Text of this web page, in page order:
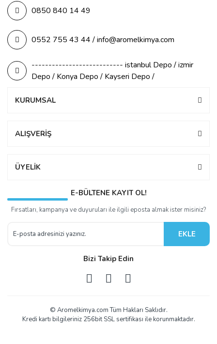
0850 840 14 49
0552 755 43 44 / info@aromelkimya.com
--------------------------- istanbul Depo / izmir
Depo / Konya Depo / Kayseri Depo /
KURUMSAL
ALIŞVERİŞ
ÜYELİK
E-BÜLTENE KAYIT OL!
Fırsatları, kampanya ve duyuruları ile ilgili eposta almak ister misiniz?
EKLE
Bizi Takip Edin
© Aromelkimya.com Tüm Hakları Saklıdır.
Kredi kartı bilgileriniz 256bit SSL sertifikası ile korunmaktadır.